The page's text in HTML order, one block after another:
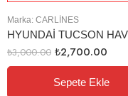
Marka: CARLINES
₺3,000.00 ₺2,700.00
Sepete Ekle